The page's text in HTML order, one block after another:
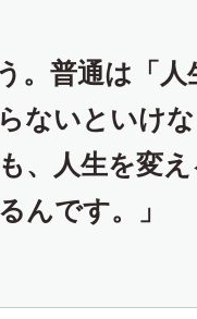
普通は「人
ないといけ
、人生を変
んです。」